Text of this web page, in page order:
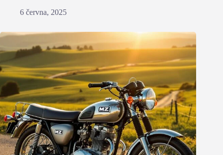
6 června, 2025